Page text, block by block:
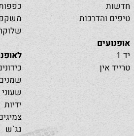
חדשות
טיפים והדרכות
אופנועים
יד 1
טרייד אין
ידיות
גג`ש